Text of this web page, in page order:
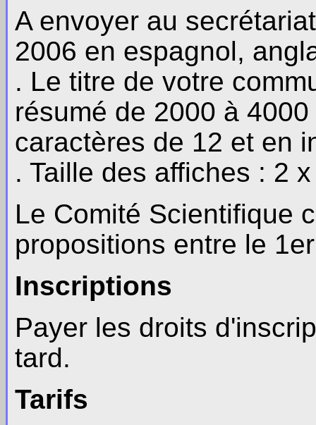
A envoyer au
2006 en espagnol,
. Le titre de votre
résumé de 2000 à
caractères de 12 et en
. Taille des affiches : 2
Le Comité Scientifique
propositions entre le
Inscriptions
Payer les droits
tard.
Tarifs